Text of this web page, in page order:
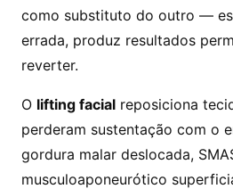
como substituto do outro —
errada, produz resultados
reverter.
O lifting facial reposiciona
perderam sustentação com o
gordura malar deslocada,
musculoaponeurótico